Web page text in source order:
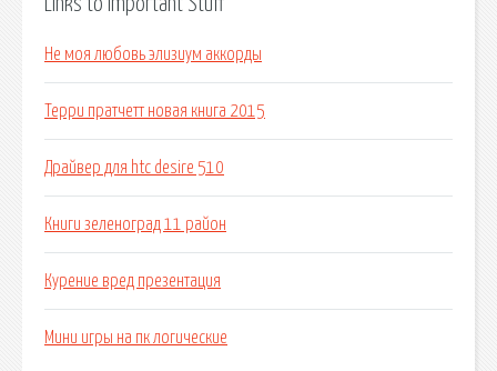
Не моя любовь элизиум аккорды
Терри пратчетт новая книга 2015
Драйвер для htc desire 510
Книги зеленоград 11 район
Курение вред презентация
Мини игры на пк логические